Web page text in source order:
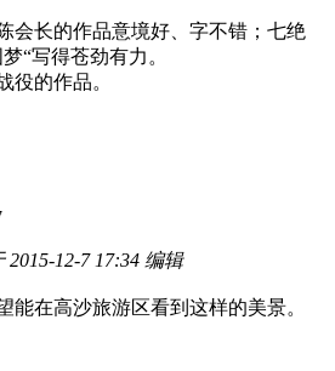
会长的作品意境好、字不错；七绝
“写得苍劲有力。
役的作品。
12-7 17:34 编辑
能在高沙旅游区看到这样的美景。